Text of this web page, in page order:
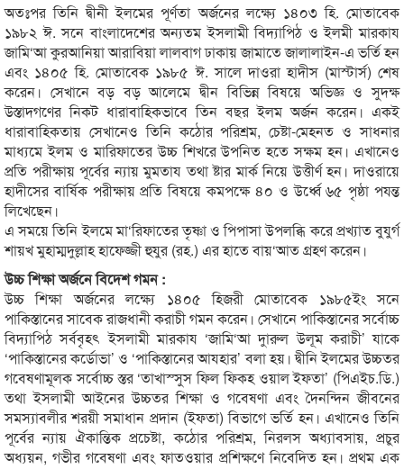
অতঃপর তিনি দ্বীনী ইলমের পূর্ণতা অর্জনের লক্ষ্যে ১৪০৩ হি. মোতাবেক
১৯৮২ ঈ. সনে বাংলাদেশের অন্যতম ইসলামী বিদ্যাপিঠ ও ইলমী মারকায
জামি‘আ কুরআনিয়া আরাবিয়া লালবাগ ঢাকায় জামাতে জালালাইন-এ ভর্তি হন
এবং ১৪০৫ হি. মোতাবেক ১৯৮৫ ঈ. সালে দাওরা হাদীস (মাস্টার্স) শেষ
করেন। সেখানে বড় বড় আলেমে দ্বীন বিভিন্ন বিষয়ে অভিজ্ঞ ও সুদক্ষ
উস্তাদগণের নিকট ধারাবাহিকভাবে তিন বছর ইলম অর্জন করেন। একই
ধারাবাহিকতায় সেখানেও তিনি কঠোর পরিশ্রম, চেষ্টা-মেহনত ও সাধনার
মাধ্যমে ইলম ও মারিফাতের উচ্চ শিখরে উপনিত হতে সক্ষম হন। এখানেও
প্রতি পরীক্ষায় পূর্বের ন্যায় মুমতায তথা ষ্টার মার্ক নিয়ে উত্তীর্ণ হন। দাওরায়ে
হাদীসের বার্ষিক পরীক্ষায় প্রতি বিষয়ে কমপক্ষে ৪০ ও উর্ধ্বে ৬৫ পৃষ্ঠা পযন্ত
লিখেছেন।
এ সময়ে তিনি ইলমে মা‘রিফাতের তৃষ্ণা ও পিপাসা উপলব্ধি করে প্রখ্যাত বুযুর্গ
শায়খ মুহাম্মদুল্লাহ হাফেজ্জী হুযুর (রহ.) এর হাতে বায়‘আত গ্রহণ করেন।
উচ্চ শিক্ষা অর্জনে বিদেশ গমন :
উচ্চ শিক্ষা অর্জনের লক্ষ্যে ১৪০৫ হিজরী মোতাবেক ১৯৮৫ইং সনে
পাকিস্তানের সাবেক রাজধানী করাচী গমন করেন। সেখানে পাকিস্তানের সর্বোচ্চ
বিদ্যাপিঠ সর্ববৃহৎ ইসলামী মারকায ‘জামি‘আ দাুরুল উলূম করাচী’ যাকে
‘পাকিস্তানের কর্ডোভা’ ও ‘পাকিস্তানের আযহার’ বলা হয়। দ্বীনি ইলমের উচ্চতর
গবেষণামূলক সর্বোচ্চ স্তর ‘তাখাস্সুস ফিল ফিক্হ ওয়াল ইফতা’ (পিএইচ.ডি.)
তথা ইসলামী আইনের উচ্চতর শিক্ষা ও গবেষণা এবং দৈনন্দিন জীবনের
সমস্যাবলীর শরয়ী সমাধান প্রদান (ইফতা) বিভাগে ভর্তি হন। এখানেও তিনি
পূর্বের ন্যায় ঐকান্তিক প্রচেষ্টা, কঠোর পরিশ্রম, নিরলস অধ্যাবসায়, প্রচুর
অধ্যয়ন, গভীর গবেষণা এবং ফাতওয়ার প্রশিক্ষণে নিবেদিত হন। প্রথম এক